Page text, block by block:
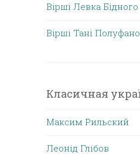
Вірші Левка Бідного
Вірші Тані
Класичная
Максим Рильский
Леонід Глібов